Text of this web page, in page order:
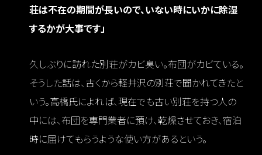
荘は不在の期間が長いので、いない時にいかに除湿
するかが大事です」
久しぶりに訪れた別荘がカビ臭い。布団がカビている。
そうした話は、古くから軽井沢の別荘で聞かれてきたと
いう。高橋氏によれば、現在でも古い別荘を持つ人の
中には、布団を専門業者に預け、乾燥させておき、宿泊
時に届けてもらうような使い方があるという。